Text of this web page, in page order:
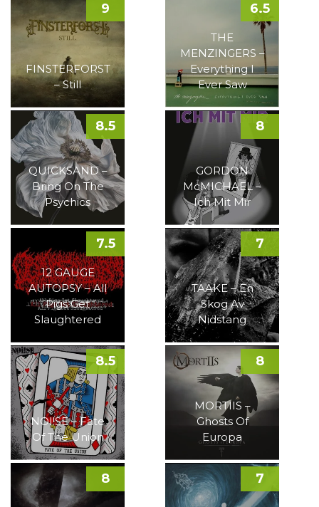
FINSTERFORST
– Still
9
THE
MENZINGERS –
Everything I
Ever Saw
6.5
QUICKSAND –
Bring On The
Psychics
8.5
GORDON
McMICHAEL –
Ich Mit Mir
8
12 GAUGE
AUTOPSY – All
Pigs Get
Slaughtered
7.5
TAAKE – En
Skog Av
Nidstang
7
NOI!SE – Fate
Of The Union
8.5
MORTIIS –
Ghosts Of
Europa
8
8 7